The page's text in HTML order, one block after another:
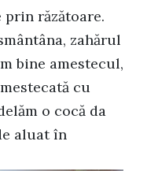
răzătoare.
zahărul
bine amestecul,
cu
o cocă da
aluat în